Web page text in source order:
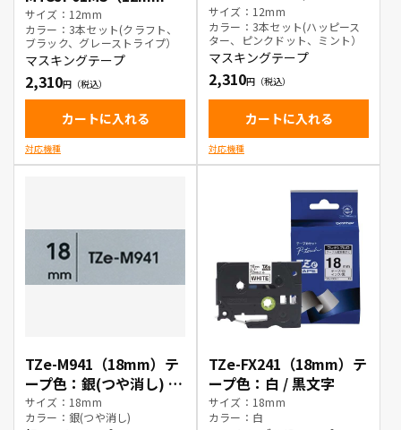
マスキングテープ3本セ
ット
サイズ：12mm
カラー：3本セット(クラフト、
ブラック、グレーストライプ）
マスキングテープ
2,310
カートに入れる
対応機種
マスキングテープ3本セ
ット
サイズ：12mm
カラー：3本セット(ハッピース
ター、ピンクドット、ミント）
マスキングテープ
2,310
カートに入れる
対応機種
TZe-M941（18mm）テ
ープ色：銀(つや消し) /
黒文字
サイズ：18mm
カラー：銀(つや消し)
TZe-FX241（18mm）テ
ープ色：白 / 黒文字
サイズ：18mm
カラー：白